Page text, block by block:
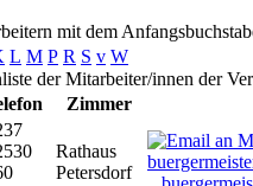
mit dem
L M P R S v W
der Mitarbeiter/innen der
Zimmer
Rathaus
Petersdorf